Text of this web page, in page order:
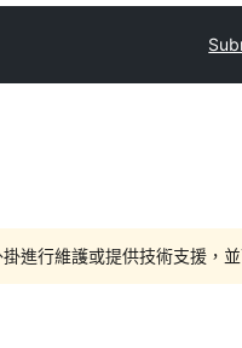
進行維護或提供技術支援，